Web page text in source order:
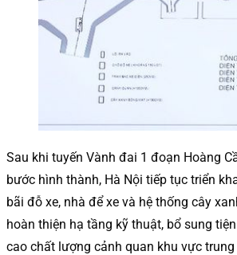
Sau khi tuyến Vành đai 1 đoạn Hoàng
bước hình thành, Hà Nội tiếp tục triển
bãi đỗ xe, nhà để xe và hệ thống cây
hoàn thiện hạ tầng kỹ thuật, bổ sung
cao chất lượng cảnh quan khu vực trung